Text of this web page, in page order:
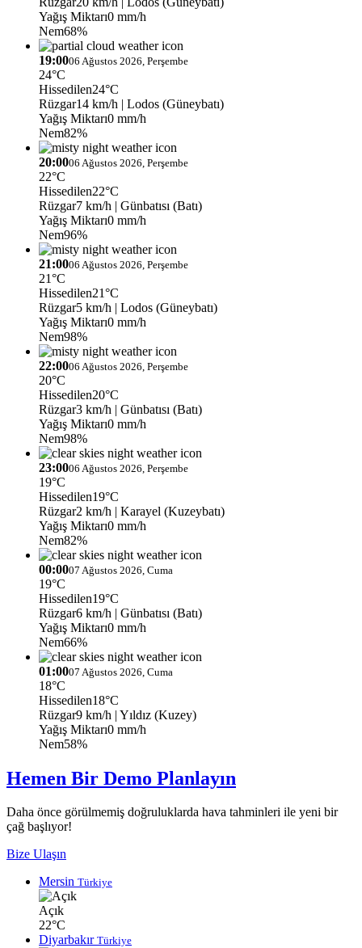
Yağış Miktarı0 mm/h
Nem68%
19:0006 Ağustos 2026, Perşembe
24°C
Hissedilen24°C
Rüzgar14 km/h | Lodos (Güneybatı)
Yağış Miktarı0 mm/h
Nem82%
20:0006 Ağustos 2026, Perşembe
22°C
Hissedilen22°C
Rüzgar7 km/h | Günbatısı (Batı)
Yağış Miktarı0 mm/h
Nem96%
21:0006 Ağustos 2026, Perşembe
21°C
Hissedilen21°C
Rüzgar5 km/h | Lodos (Güneybatı)
Yağış Miktarı0 mm/h
Nem98%
22:0006 Ağustos 2026, Perşembe
20°C
Hissedilen20°C
Rüzgar3 km/h | Günbatısı (Batı)
Yağış Miktarı0 mm/h
Nem98%
23:0006 Ağustos 2026, Perşembe
19°C
Hissedilen19°C
Rüzgar2 km/h | Karayel (Kuzeybatı)
Yağış Miktarı0 mm/h
Nem82%
00:0007 Ağustos 2026, Cuma
19°C
Hissedilen19°C
Rüzgar6 km/h | Günbatısı (Batı)
Yağış Miktarı0 mm/h
Nem66%
01:0007 Ağustos 2026, Cuma
18°C
Hissedilen18°C
Rüzgar9 km/h | Yıldız (Kuzey)
Yağış Miktarı0 mm/h
Nem58%
Hemen Bir Demo Planlayın
Daha önce görülmemiş doğruluklarda hava tahminleri ile yeni bir
çağ başlıyor!
Bize Ulaşın
Mersin Türkiye
Açık
22°C
Diyarbakır Türkiye